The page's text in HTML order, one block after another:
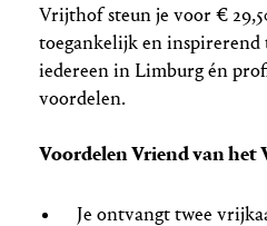
Vrijthof steun je voor €
toegankelijk en
iedereen in Limburg én
voordelen.
Voordelen Vriend van het
Je ontvangt twee